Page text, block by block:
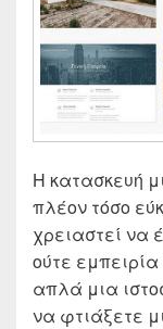
Η κατασκευή
πλέον τόσο
χρειαστεί να
ούτε
απλά μια
να φτιάξετε